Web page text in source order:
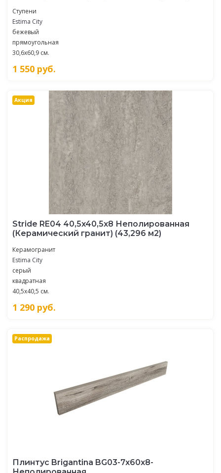
Ступени
Estima City
бежевый
прямоугольная
30,6x60,9 см.
1 550 руб.
Акция
Stride RE04 40,5x40,5х8 Неполированная
(Керамический гранит) (43,296 м2)
Керамогранит
Estima City
серый
квадратная
40,5x40,5 см.
1 290 руб.
Распродажа
Плинтус Brigantina BG03-7x60x8-